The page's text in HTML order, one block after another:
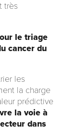
très
le triage
cancer du
les
la charge
prédictive
la voie à
dans